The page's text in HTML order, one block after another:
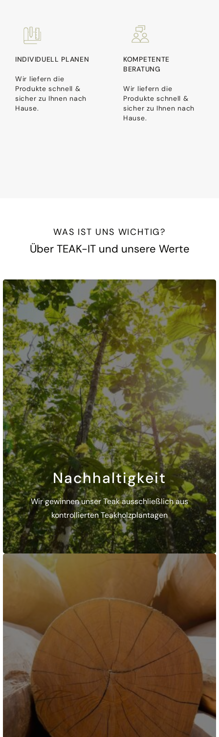
INDIVIDUELL PLANEN
Wir liefern die
Produkte schnell &
sicher zu Ihnen nach
Hause.
KOMPETENTE
BERATUNG
Wir liefern die
Produkte schnell &
sicher zu Ihnen nach
Hause.
WAS IST UNS WICHTIG?
Über TEAK-IT und unsere Werte
Nachhaltigkeit
Wir gewinnen unser Teak ausschließlich aus
kontrollierten Teakholzplantagen